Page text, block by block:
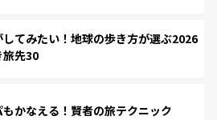
てみたい！地球の歩き方が選ぶ2026
旅先30
かなえる！賢者の旅テクニック